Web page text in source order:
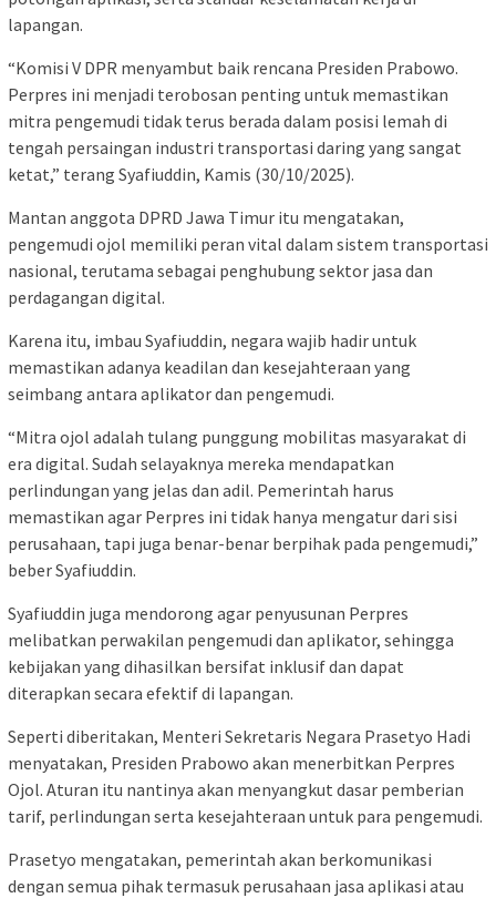
lapangan.
“Komisi V DPR menyambut baik rencana Presiden Prabowo.
Perpres ini menjadi terobosan penting untuk memastikan
mitra pengemudi tidak terus berada dalam posisi lemah di
tengah persaingan industri transportasi daring yang sangat
ketat,” terang Syafiuddin, Kamis (30/10/2025).
Mantan anggota DPRD Jawa Timur itu mengatakan,
pengemudi ojol memiliki peran vital dalam sistem transportasi
nasional, terutama sebagai penghubung sektor jasa dan
perdagangan digital.
Karena itu, imbau Syafiuddin, negara wajib hadir untuk
memastikan adanya keadilan dan kesejahteraan yang
seimbang antara aplikator dan pengemudi.
“Mitra ojol adalah tulang punggung mobilitas masyarakat di
era digital. Sudah selayaknya mereka mendapatkan
perlindungan yang jelas dan adil. Pemerintah harus
memastikan agar Perpres ini tidak hanya mengatur dari sisi
perusahaan, tapi juga benar-benar berpihak pada pengemudi,”
beber Syafiuddin.
Syafiuddin juga mendorong agar penyusunan Perpres
melibatkan perwakilan pengemudi dan aplikator, sehingga
kebijakan yang dihasilkan bersifat inklusif dan dapat
diterapkan secara efektif di lapangan.
Seperti diberitakan, Menteri Sekretaris Negara Prasetyo Hadi
menyatakan, Presiden Prabowo akan menerbitkan Perpres
Ojol. Aturan itu nantinya akan menyangkut dasar pemberian
tarif, perlindungan serta kesejahteraan untuk para pengemudi.
Prasetyo mengatakan, pemerintah akan berkomunikasi
dengan semua pihak termasuk perusahaan jasa aplikasi atau